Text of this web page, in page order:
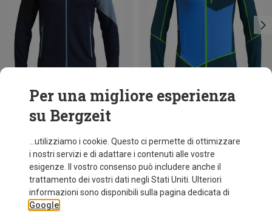
Risparmi 36%
Per una migliore esperienza
su Bergzeit
...utilizziamo i cookie. Questo ci permette di ottimizzare
i nostri servizi e di adattare i contenuti alle vostre
esigenze. Il vostro consenso può includere anche il
trattamento dei vostri dati negli Stati Uniti. Ulteriori
informazioni sono disponibili sulla pagina dedicata di
Google